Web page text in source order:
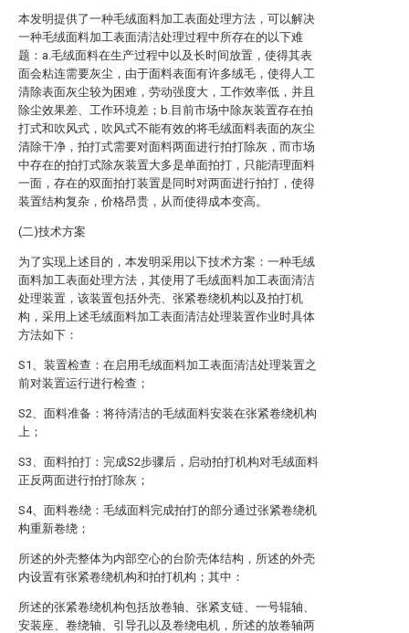
本发明提供了一种毛绒面料加工表面处理方法，可以解决
一种毛绒面料加工表面清洁处理过程中所存在的以下难
题：a.毛绒面料在生产过程中以及长时间放置，使得其表
面会粘连需要灰尘，由于面料表面有许多绒毛，使得人工
清除表面灰尘较为困难，劳动强度大，工作效率低，并且
除尘效果差、工作环境差；b.目前市场中除灰装置存在拍
打式和吹风式，吹风式不能有效的将毛绒面料表面的灰尘
清除干净，拍打式需要对面料两面进行拍打除灰，而市场
中存在的拍打式除灰装置大多是单面拍打，只能清理面料
一面，存在的双面拍打装置是同时对两面进行拍打，使得
装置结构复杂，价格昂贵，从而使得成本变高。
(二)技术方案
为了实现上述目的，本发明采用以下技术方案：一种毛绒
面料加工表面处理方法，其使用了毛绒面料加工表面清洁
处理装置，该装置包括外壳、张紧卷绕机构以及拍打机
构，采用上述毛绒面料加工表面清洁处理装置作业时具体
方法如下：
S1、装置检查：在启用毛绒面料加工表面清洁处理装置之
前对装置运行进行检查；
S2、面料准备：将待清洁的毛绒面料安装在张紧卷绕机构
上；
S3、面料拍打：完成S2步骤后，启动拍打机构对毛绒面料
正反两面进行拍打除灰；
S4、面料卷绕：毛绒面料完成拍打的部分通过张紧卷绕机
构重新卷绕；
所述的外壳整体为内部空心的台阶壳体结构，所述的外壳
内设置有张紧卷绕机构和拍打机构；其中：
所述的张紧卷绕机构包括放卷轴、张紧支链、一号辊轴、
安装座、卷绕轴、引导孔以及卷绕电机，所述的放卷轴两